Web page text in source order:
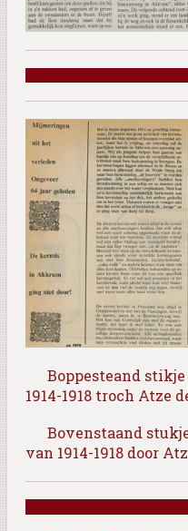
Boppesteand stikje
1914-1918 troch Atze
Bovenstaand stukje
van 1914-1918 door